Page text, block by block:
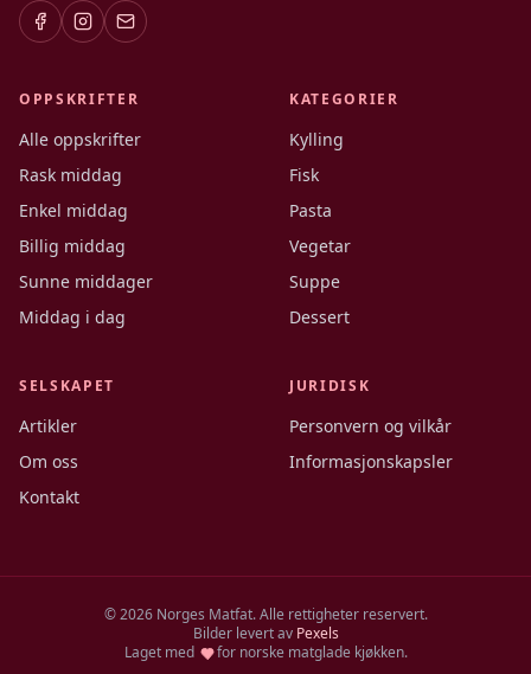
OPPSKRIFTER
Alle oppskrifter
Rask middag
Enkel middag
Billig middag
Sunne middager
Middag i dag
KATEGORIER
Kylling
Fisk
Pasta
Vegetar
Suppe
Dessert
SELSKAPET
Artikler
Om oss
Kontakt
JURIDISK
Personvern og vilkår
Informasjonskapsler
©2026Norges Matfat. Alle rettigheter reservert.
Bilder levert av Pexels
Laget med
for norske matglade kjøkken.